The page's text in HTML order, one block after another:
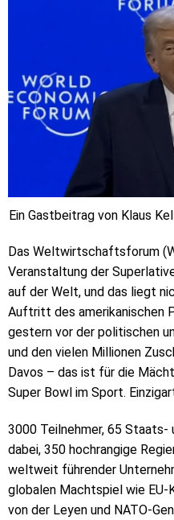
Ein Gastbeitrag von Klaus
Das Weltwirtschaftsforum
Veranstaltung der
auf der Welt, und das liegt
Auftritt des amerikanischen
gestern vor der politischen
und den vielen Millionen
Davos – das ist für die
Super Bowl im Sport.
3000 Teilnehmer, 65 Staats-
dabei, 350 hochrangige
weltweit führender
globalen Machtspiel wie EU-
von der Leyen und NATO-